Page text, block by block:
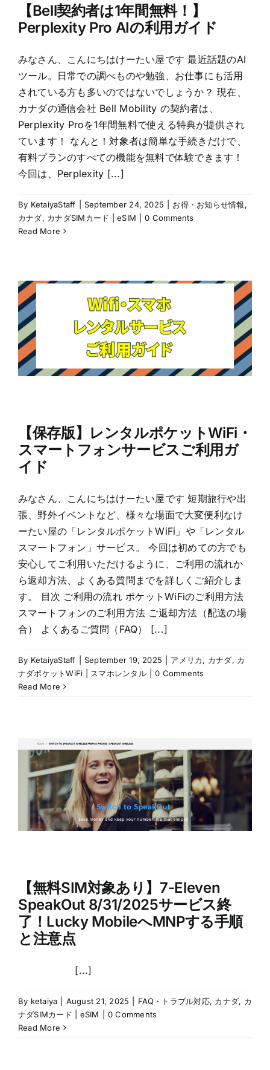
【Bell契約者は1年間無料！】
Perplexity Pro AIの利用ガイド
みなさん、こんにちはけーたい屋です 最近話題のAI
ツール。日常での調べものや勉強、お仕事にも活用
されている方も多いのではないでしょうか？ 現在、
カナダの通信会社 Bell Mobility の契約者は、
Perplexity Proを1年間無料で使える特典が提供され
ています！ なんと！対象者は簡単な手続きだけで、
有料プランのすべての機能を無料で体験できます！
今回は、Perplexity [...]
By KetaiyaStaff September 24, 2025 お得・お知らせ情報,
カナダ, カナダSIMカード | eSIM
0 Comments
Read More
【保存版】レンタルポケットWiFi・
スマートフォンサービスご利用ガ
イド
みなさん、こんにちはけーたい屋です 短期旅行や出
張、野外イベントなど、様々な場面で大変便利なけ
ーたい屋の「レンタルポケットWiFi」や「レンタル
スマートフォン」サービス。 今回は初めての方でも
安心してご利用いただけるように、ご利用の流れか
ら返却方法、よくある質問までを詳しくご紹介しま
す。 目次 ご利用の流れ ポケットWiFiのご利用方法
スマートフォンのご利用方法 ご返却方法（配送の場
合） よくあるご質問（FAQ） [...]
By KetaiyaStaff September 19, 2025 アメリカ, カナダ, カ
ナダポケットWiFi | スマホレンタル
0 Comments
Read More
【無料SIM対象あり】7-Eleven
SpeakOut 8/31/2025サービス終
了！Lucky MobileへMNPする手順
と注意点
[...]
By ketaiya August 21, 2025 FAQ・トラブル対応, カナダ, カ
ナダSIMカード | eSIM
0 Comments
Read More